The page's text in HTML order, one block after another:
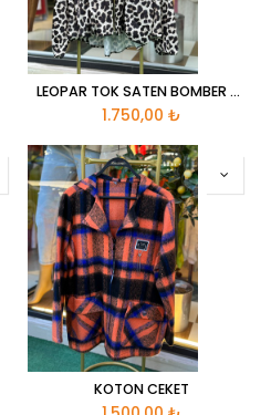
LEOPAR TOK SATEN BOMBER CEKET
1.750,00 ₺
KOTON CEKET